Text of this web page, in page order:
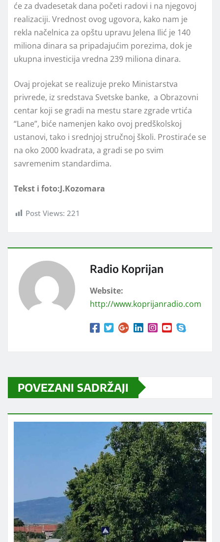
će za dvadesetak dana početi radovi i na njegovoj
realizaciji. Vrednost ovog ugovora, kako nam je
rekla načelnica za opštu upravu Jelena Ilić je 140
miliona dinara sa pripadajućim porezima, dok je
ukupna investicija vredna 239 miliona dinara.
Ovaj projekat se realizuje preko Ministarstva
privrede, iz sredstava Svetske banke, a Obrazovni
centar koji se gradi na mestu stare zgrade vrtića
“Lane”, biće namenjen kako ovoj predškolskoj
ustanovi, tako i srednjoj stručnoj školi. Prostiraće se
na oko 2000 kvadrata, a gradi se po svim
savremenim standardima.
Tekst i foto:J.Kozomara
Post Views: 221
Radio Koprijan
Website:
http://www.koprijanradio.com
POVEZANI SADRŽAJI